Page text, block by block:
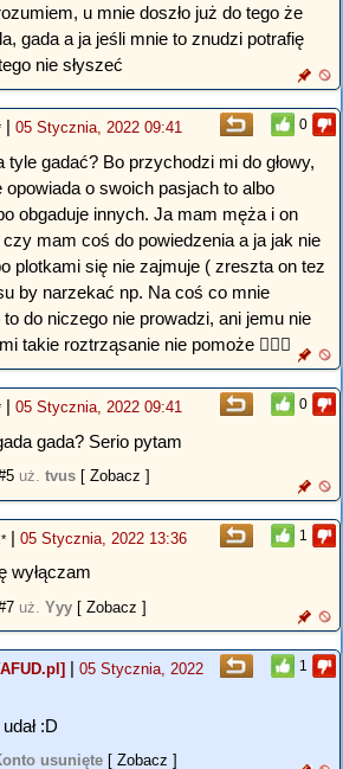
u mnie doszło już do tego że
gada a ja jeśli mnie to znudzi potrafię
nie słyszeć
0
| 05 Stycznia, 2022 09:41
gadać? Bo przychodzi mi do głowy,
opowiada o swoich pasjach to albo
obgaduje innych. Ja mam męża i on
mam coś do powiedzenia a ja jak nie
plotkami się nie zajmuje ( zreszta on tez
by narzekać np. Na coś co mnie
to do niczego nie prowadzi, ani jemu nie
takie roztrząsanie nie pomoże 🤷🏼‍♀️
0
| 05 Stycznia, 2022 09:41
gada? Serio pytam
uż. tvus [ Zobacz ]
1
| 05 Stycznia, 2022 13:36
wyłączam
uż. Yyy [ Zobacz ]
1
| 05 Stycznia, 2022
:D
usunięte [ Zobacz ]